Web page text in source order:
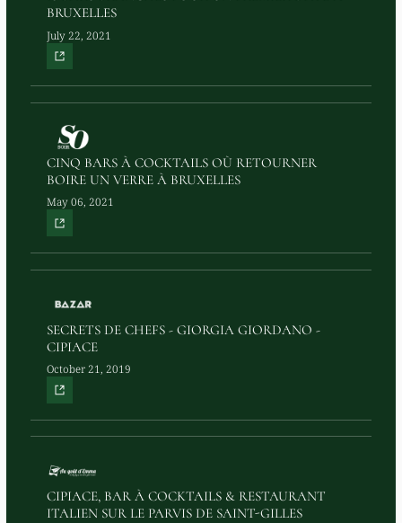
BRUXELLES
July 22, 2021
CINQ BARS À COCKTAILS OÙ RETOURNER
BOIRE UN VERRE À BRUXELLES
May 06, 2021
SECRETS DE CHEFS - GIORGIA GIORDANO -
CIPIACE
October 21, 2019
CIPIACE, BAR À COCKTAILS & RESTAURANT
ITALIEN SUR LE PARVIS DE SAINT-GILLES